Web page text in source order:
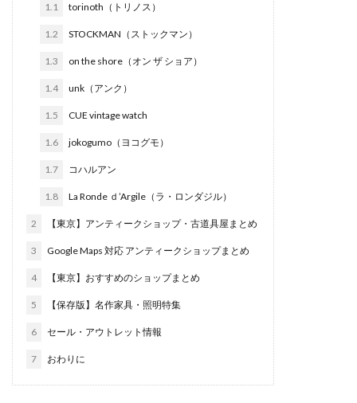
1.1 torinoth（トリノス）
1.2 STOCKMAN（ストックマン）
1.3 on the shore（オン ザ ショア）
1.4 unk（アンク）
1.5 CUE vintage watch
1.6 jokogumo（ヨコグモ）
1.7 コハルアン
1.8 La Ronde ｄ’Argile（ラ・ロンダジル）
2 【東京】アンティークショップ・古道具屋まとめ
3 Google Maps 対応 アンティークショップまとめ
4 【東京】おすすめのショップまとめ
5 【保存版】名作家具・照明特集
6 セール・アウトレット情報
7 おわりに